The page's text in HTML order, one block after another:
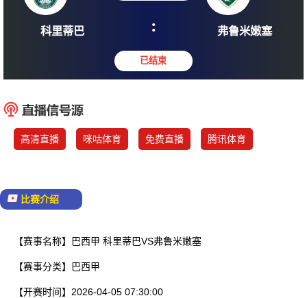
科里蒂巴
2026-04-05 07:30:00
: 弗鲁
高清直播 咪咕体育 免费直播 腾讯体育
比赛介绍
【赛事名称】 巴西甲 科里蒂巴VS弗鲁米嫩塞
【赛事分类】 巴西甲
【开赛时间】 2026-04-05 07:30:00